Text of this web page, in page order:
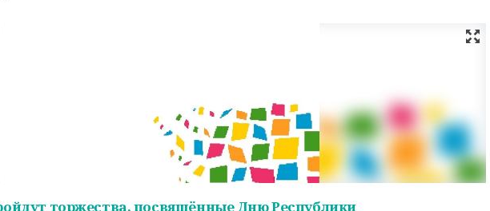
торжества, посвящённые Дню Республики